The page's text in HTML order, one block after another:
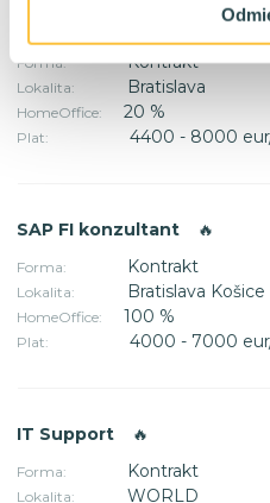
Forma: Kontrakt
Lokalita: Bratislava
HomeOffice: 20 %
Plat: 4400 - 8000
SAP FI konzultant 🔥
Forma: Kontrakt
Lokalita: Bratislava Košice
HomeOffice: 100 %
Plat: 4000 - 7000
IT Support 🔥
Forma: Kontrakt
Lokalita: WORLD